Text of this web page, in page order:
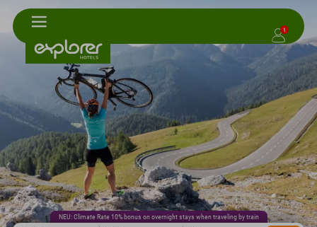
1
NEU: Climate Rate 10% bonus on overnight stays when traveling by train